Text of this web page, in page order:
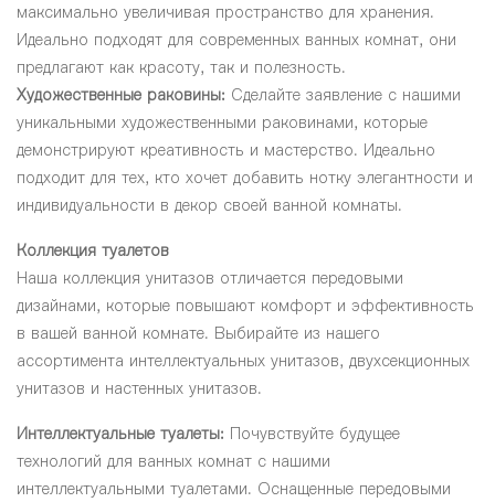
максимально увеличивая пространство для хранения.
Идеально подходят для современных ванных комнат, они
предлагают как красоту, так и полезность.
Художественные раковины: Сделайте заявление с нашими
уникальными художественными раковинами, которые
демонстрируют креативность и мастерство. Идеально
подходит для тех, кто хочет добавить нотку элегантности и
индивидуальности в декор своей ванной комнаты.
Коллекция туалетов
Наша коллекция унитазов отличается передовыми
дизайнами, которые повышают комфорт и эффективность
в вашей ванной комнате. Выбирайте из нашего
ассортимента интеллектуальных унитазов, двухсекционных
унитазов и настенных унитазов.
Интеллектуальные туалеты: Почувствуйте будущее
технологий для ванных комнат с нашими
интеллектуальными туалетами. Оснащенные передовыми